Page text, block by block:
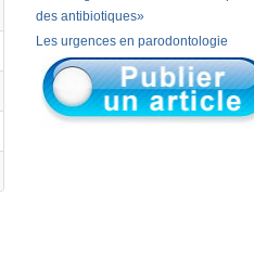
des antibiotiques»
Les urgences en parodontologie